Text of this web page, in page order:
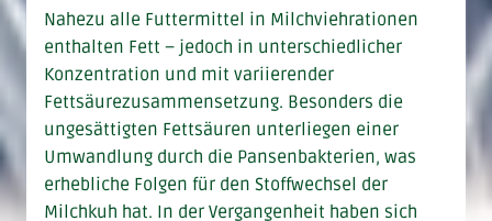
Nahezu alle Futtermittel in Milchviehrationen
enthalten Fett – jedoch in unterschiedlicher
Konzentration und mit variierender
Fettsäurezusammensetzung. Besonders die
ungesättigten Fettsäuren unterliegen einer
Umwandlung durch die Pansenbakterien, was
erhebliche Folgen für den Stoffwechsel der
Milchkuh hat. In der Vergangenheit haben sich